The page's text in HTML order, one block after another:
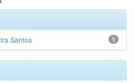
1
Santos